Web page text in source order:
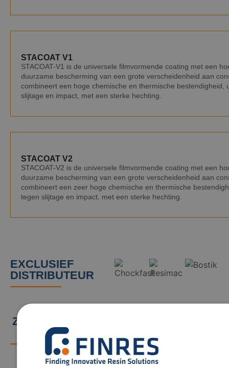
STACOAT V1
STACOAT-V1 is de universele filmvormende coating met een
duurzame bescherming van een grote verscheidenheid aan
combineert een hoge chemische en thermische bestendigheid,
slijtage en impact, met een sterke hechting.
STACOAT V2
STACOAT-V2 is de universele filmvormende coating met een
duurzame bescherming van een grote verscheidenheid aan
combineert een zeer hoge chemische en thermische
tegen slijtage en impact, met een sterke hechting.
EXCLUSIEF
DISTRIBUTEUR
ZIJ VERTROUWEN
OP ONS